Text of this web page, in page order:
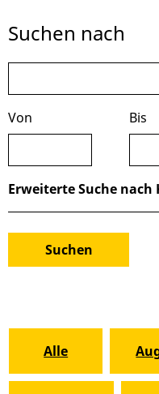
Suchen nach
Von Bis
Erweiterte Suche nach
Alle